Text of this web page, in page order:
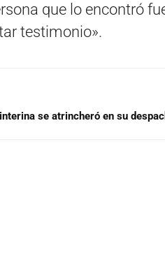
que lo encontró
testimonio».
se atrincheró en su